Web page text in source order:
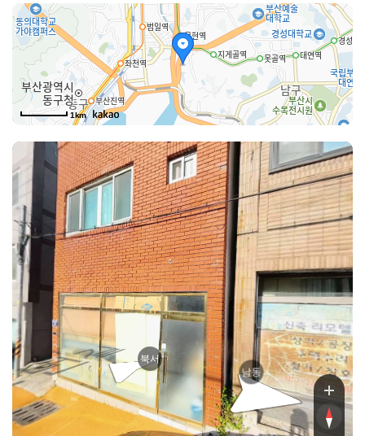
1km
우암
우암
북서
남동